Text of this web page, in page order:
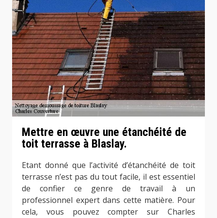
Mettre en œuvre une étanchéité de
toit terrasse à Blaslay.
Etant donné que l’activité d’étanchéité de toit
terrasse n’est pas du tout facile, il est essentiel
de confier ce genre de travail à un
professionnel expert dans cette matière. Pour
cela, vous pouvez compter sur Charles